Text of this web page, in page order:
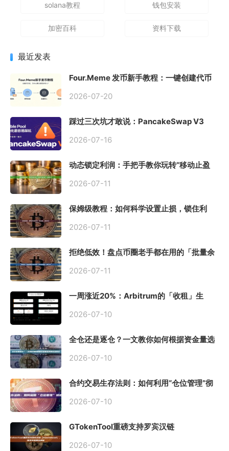
solana教程 钱包安装
加密百科 资料下载
最近发表
Four.Meme 发币新手教程：一键创建代币
2026-07-20
踩过三次坑才敢说：PancakeSwap V3
初始化
2026-07-16
动态锁定利润：手把手教你玩转“移动止盈
2026-07-11
保姆级教程：如何科学设置止损，锁住利
2026-07-11
拒绝低效！盘点币圈老手都在用的「批量余
2026-07-11
一周涨近20%：Arbitrum的「收租」生
2026-07-10
全仓还是逐仓？一文教你如何根据资金量选
2026-07-10
合约交易生存法则：如何利用“仓位管理”彻
2026-07-10
GTokenTool重磅支持罗宾汉链
2026-07-10